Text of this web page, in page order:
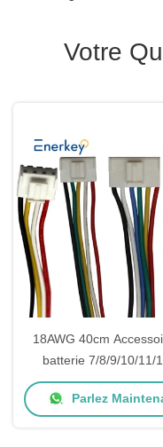
Votre
18AWG 40cm
batterie 7/8/9/10/11/
Connecteur de
Parlez